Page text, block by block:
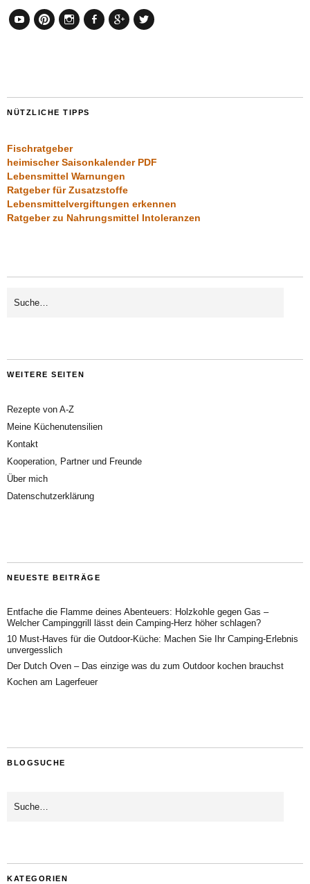
NÜTZLICHE TIPPS
Fischratgeber
heimischer Saisonkalender PDF
Lebensmittel Warnungen
Ratgeber für Zusatzstoffe
Lebensmittelvergiftungen erkennen
Ratgeber zu Nahrungsmittel Intoleranzen
WEITERE SEITEN
Rezepte von A-Z
Meine Küchenutensilien
Kontakt
Kooperation, Partner und Freunde
Über mich
Datenschutzerklärung
NEUESTE BEITRÄGE
Entfache die Flamme deines Abenteuers: Holzkohle gegen Gas –
Welcher Campinggrill lässt dein Camping-Herz höher schlagen?
10 Must-Haves für die Outdoor-Küche: Machen Sie Ihr Camping-Erlebnis
unvergesslich
Der Dutch Oven – Das einzige was du zum Outdoor kochen brauchst
Kochen am Lagerfeuer
BLOGSUCHE
KATEGORIEN